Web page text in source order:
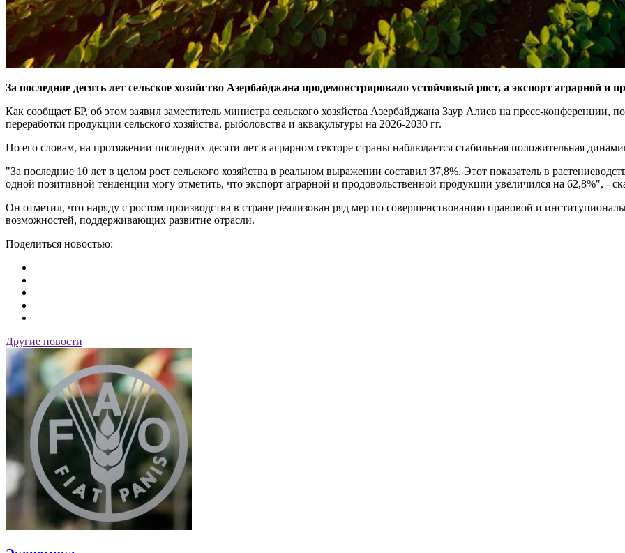
За последние десять лет сельское хозяйство Азербайджана продемонстрировало устойчивый рост, а экспорт аграрной и
Как сообщает БР, об этом заявил заместитель министра сельского хозяйства Азербайджана Заур Алиев на пресс-конференции,
переработки продукции сельского хозяйства, рыболовства и аквакультуры на 2026-2030 гг.
По его словам, на протяжении последних десяти лет в аграрном секторе страны наблюдается стабильная положительная
"За последние 10 лет в целом рост сельского хозяйства в реальном выражении составил 37,8%. Этот показатель в
одной позитивной тенденции могу отметить, что экспорт аграрной и продовольственной продукции увеличился на 62,8%", -
Он отметил, что наряду с ростом производства в стране реализован ряд мер по совершенствованию правовой и
возможностей, поддерживающих развитие отрасли.
Поделиться новостью:
Другие новости